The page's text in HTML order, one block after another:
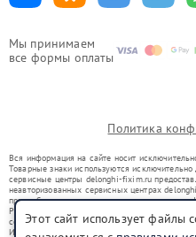
Мы принимаем
все формы оплаты
Политика
Вся информация на сайте носит
Товарные знаки используются
сервисные центры delonghi-fixim.ru
неавторизованных сервисных центрах
правообладателями товарных знаков или их
Ремонт осуществляется для устройств, уже
со статьей 1487 ГК РФ.
Использование товарных знаков не
Этот сайт использует файлы